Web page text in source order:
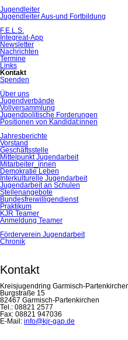
Jugendleiter
Jugendleiter Aus-und Fortbildung
F.E.L.S.
Integreat-App
Newsletter
Nachrichten
Termine
Links
Kontakt
Spenden
Über uns
Jugendverbände
Vollversammlung
Jugendpolitische Forderungen
Positionen von Kandidat:innen
Jahresberichte
Vorstand
Geschäftsstelle
Mittelpunkt Jugendarbeit
Mitarbeiter_innen
Demokratie Leben
Interkulturelle Jugendarbeit
Jugendarbeit an Schulen
Stellenangebote
Bundesfreiwilligendienst
Praktikum
KJR Teamer
Anmeldung Teamer
Förderverein Jugendarbeit
Chronik
Kontakt
Kreisjugendring Garmisch-
Burgstraße 15
82467 Garmisch-Partenkirchen
Tel.: 08821 2577
Fax: 08821 947036
E-Mail: info@kjr-gap.de